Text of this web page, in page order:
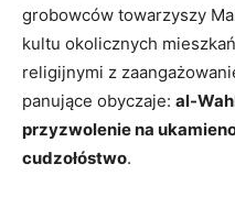
grobowców towarzyszy
kultu okolicznych
religijnymi z
panujące obyczaje: al-
przyzwolenie na
cudzołóstwo.